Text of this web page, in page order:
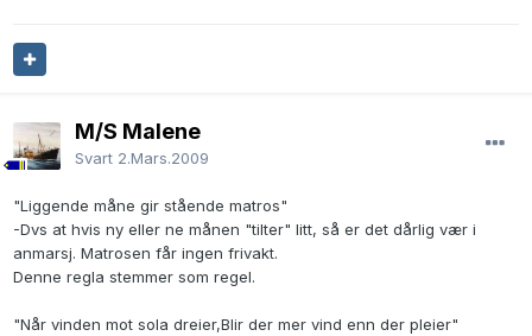
M/S Malene
Svart 2.Mars.2009
"Liggende måne gir stående matros"
-Dvs at hvis ny eller ne månen "tilter" litt, så er det dårlig vær i
anmarsj. Matrosen får ingen frivakt.
Denne regla stemmer som regel.
"Når vinden mot sola dreier,Blir der mer vind enn der pleier"